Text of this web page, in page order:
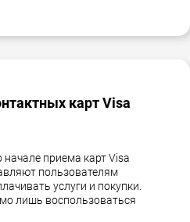
карт Visa
приема карт Visa
пользователям
услуги и покупки.
лишь воспользоваться